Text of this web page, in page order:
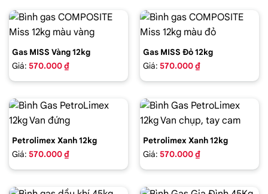
Gas MISS Vàng 12kg
Giá: 570.000 ₫
Gas MISS Đỏ 12kg
Giá: 570.000 ₫
Petrolimex Xanh 12kg
Giá: 570.000 ₫
Petrolimex Xanh 12kg
Giá: 570.000 ₫